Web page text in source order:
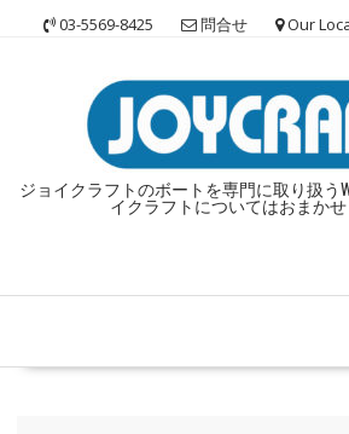
03-5569-8425 問合せ Our
ジョイクラフトのボートを専門に取り扱う
イクラフトについてはおまか